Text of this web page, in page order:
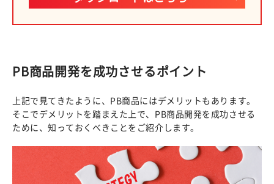
PB商品開発を成功させるポイント
上記で見てきたように、PB商品にはデメリットもあります。
そこでデメリットを踏まえた上で、PB商品開発を成功させる
ために、知っておくべきことをご紹介します。